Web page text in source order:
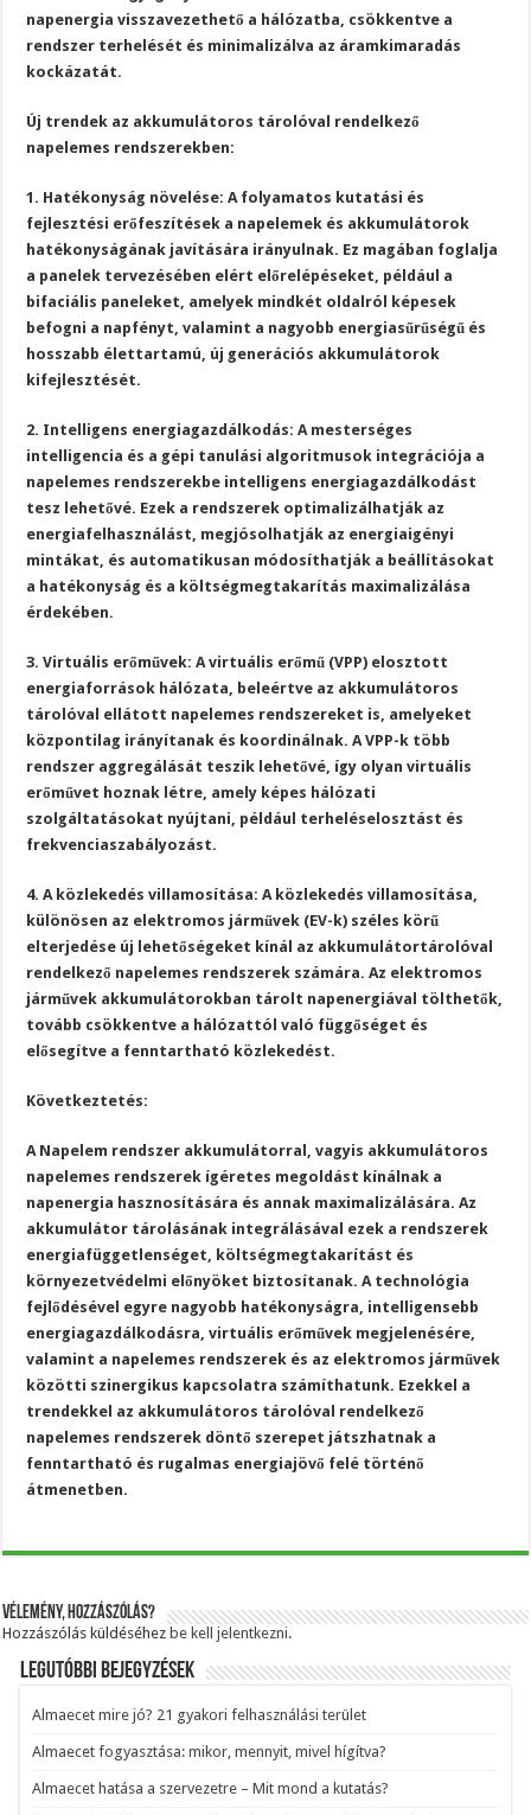
napenergia visszavezethető a hálózatba, csökkentve a
rendszer terhelését és minimalizálva az áramkimaradás
kockázatát.
Új trendek az akkumulátoros tárolóval rendelkező
napelemes rendszerekben:
1. Hatékonyság növelése: A folyamatos kutatási és
fejlesztési erőfeszítések a napelemek és akkumulátorok
hatékonyságának javítására irányulnak. Ez magában foglalja
a panelek tervezésében elért előrelépéseket, például a
bifaciális paneleket, amelyek mindkét oldalról képesek
befogni a napfényt, valamint a nagyobb energiasűrűségű és
hosszabb élettartamú, új generációs akkumulátorok
kifejlesztését.
2. Intelligens energiagazdálkodás: A mesterséges
intelligencia és a gépi tanulási algoritmusok integrációja a
napelemes rendszerekbe intelligens energiagazdálkodást
tesz lehetővé. Ezek a rendszerek optimalizálhatják az
energiafelhasználást, megjósolhatják az energiaigényi
mintákat, és automatikusan módosíthatják a beállításokat
a hatékonyság és a költségmegtakarítás maximalizálása
érdekében.
3. Virtuális erőművek: A virtuális erőmű (VPP) elosztott
energiaforrások hálózata, beleértve az akkumulátoros
tárolóval ellátott napelemes rendszereket is, amelyeket
központilag irányítanak és koordinálnak. A VPP-k több
rendszer aggregálását teszik lehetővé, így olyan virtuális
erőművet hoznak létre, amely képes hálózati
szolgáltatásokat nyújtani, például terheléselosztást és
frekvenciaszabályozást.
4. A közlekedés villamosítása: A közlekedés villamosítása,
különösen az elektromos járművek (EV-k) széles körű
elterjedése új lehetőségeket kínál az akkumulátortárolóval
rendelkező napelemes rendszerek számára. Az elektromos
járművek akkumulátorokban tárolt napenergiával tölthetők,
tovább csökkentve a hálózattól való függőséget és
elősegítve a fenntartható közlekedést.
Következtetés:
A Napelem rendszer akkumulátorral, vagyis akkumulátoros
napelemes rendszerek ígéretes megoldást kínálnak a
napenergia hasznosítására és annak maximalizálására. Az
akkumulátor tárolásának integrálásával ezek a rendszerek
energiafüggetlenséget, költségmegtakarítást és
környezetvédelmi előnyöket biztosítanak. A technológia
fejlődésével egyre nagyobb hatékonyságra, intelligensebb
energiagazdálkodásra, virtuális erőművek megjelenésére,
valamint a napelemes rendszerek és az elektromos járművek
közötti szinergikus kapcsolatra számíthatunk. Ezekkel a
trendekkel az akkumulátoros tárolóval rendelkező
napelemes rendszerek döntő szerepet játszhatnak a
fenntartható és rugalmas energiajövő felé történő
átmenetben.
Vélemény, hozzászólás?
Hozzászólás küldéséhez be kell jelentkezni.
Legutóbbi bejegyzések
Almaecet mire jó? 21 gyakori felhasználási terület
Almaecet fogyasztása: mikor, mennyit, mivel hígítva?
Almaecet hatása a szervezetre – Mit mond a kutatás?